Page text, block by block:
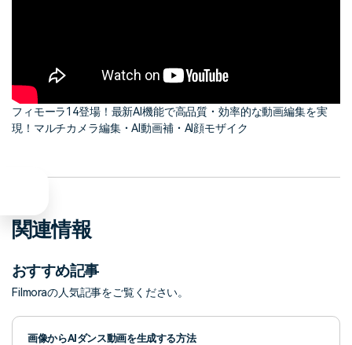
フィモーラ14登場！最新AI機能で高品質・効率的な動画編集を実
現！マルチカメラ編集・AI動画補・AI顔モザイク
関連情報
おすすめ記事
Filmoraの人気記事をご覧ください。
画像からAIダンス動画を生成する方法